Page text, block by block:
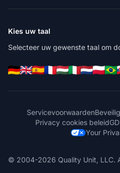
Kies uw taal
Selecteer uw gewenste taal om
Servicevoorwaarden
Privacy cookies beleid
Your
© 2004-2026 Quality Unit, LLC.